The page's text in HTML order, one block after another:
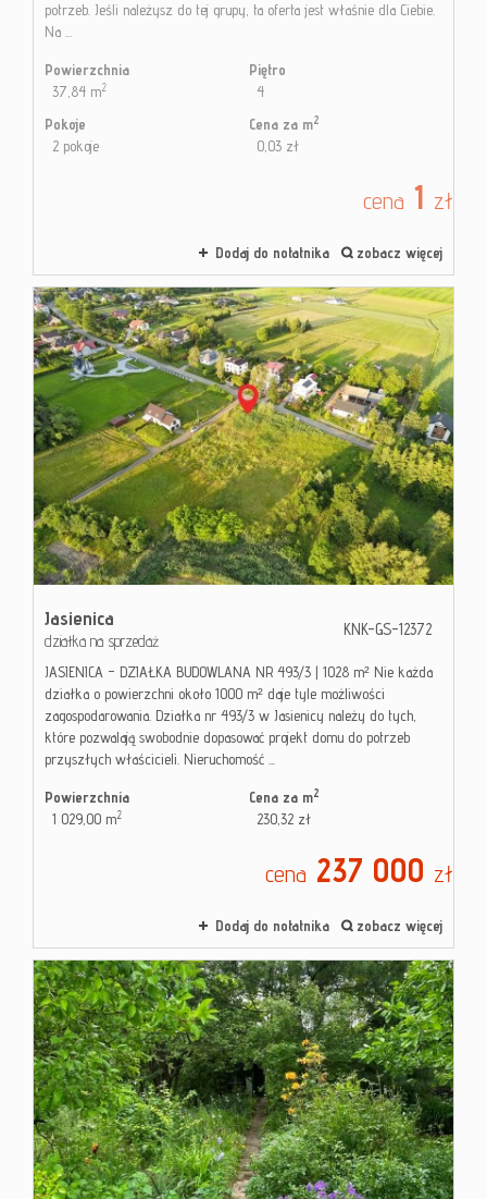
potrzeb. Jeśli należysz do tej grupy, ta oferta jest właśnie dla Ciebie.
Na ...
Powierzchnia
37,84 m2
Piętro
4
Pokoje
2 pokoje
Cena za m2
0,03 zł
cena 1 zł
Dodaj do notatnika zobacz więcej
Jasienica
działka na sprzedaż
KNK-GS-12372
JASIENICA – DZIAŁKA BUDOWLANA NR 493/3 | 1028 m² Nie każda
działka o powierzchni około 1000 m² daje tyle możliwości
zagospodarowania. Działka nr 493/3 w Jasienicy należy do tych,
które pozwalają swobodnie dopasować projekt domu do potrzeb
przyszłych właścicieli. Nieruchomość ...
Powierzchnia
1 029,00 m2
Cena za m2
230,32 zł
cena 237 000 zł
Dodaj do notatnika zobacz więcej